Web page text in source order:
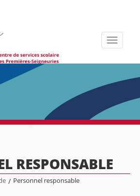
Toggle
RESPONSABLE
/ Personnel responsable